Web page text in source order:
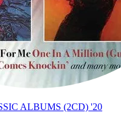
ALBUMS (2CD) '20